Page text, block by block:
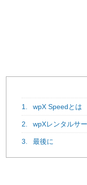
1.
wpX Speedとは
2. wpXレンタルサ
3. 最後に